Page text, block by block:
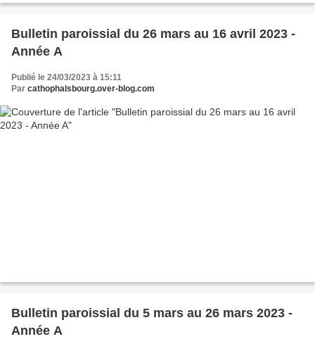
Bulletin paroissial du 26 mars au 16 avril 2023 -
Année A
Publié le 24/03/2023 à 15:11
Par cathophalsbourg.over-blog.com
Bulletin paroissial du 5 mars au 26 mars 2023 -
Année A